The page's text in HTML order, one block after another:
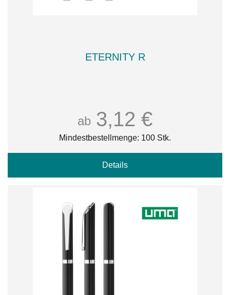
ETERNITY R
ab 3,12 €
Mindestbestellmenge: 100 Stk.
Details